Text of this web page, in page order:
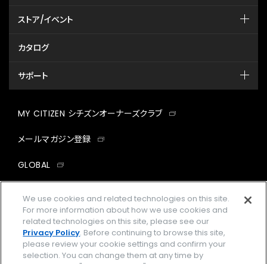
ストア/イベント
カタログ
サポート
MY CITIZEN シチズンオーナーズクラブ
メールマガジン登録
GLOBAL
facebookinstagramtwitter
企業情報 ご利用規約
We use cookies and related technologies on this site.
For more information about how we use cookies and
related technologies on this site, please see our
Privacy Policy. Before continuing to browse this site,
please review your cookie settings and confirm your
selection. You can change them at any time by